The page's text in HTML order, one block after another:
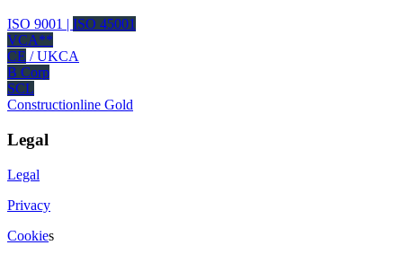
ISO 9001 | ISO 45001
VCA**
CE / UKCA
B Corp
SCL
Constructionline Gold
Legal
Legal
Privacy
Cookies